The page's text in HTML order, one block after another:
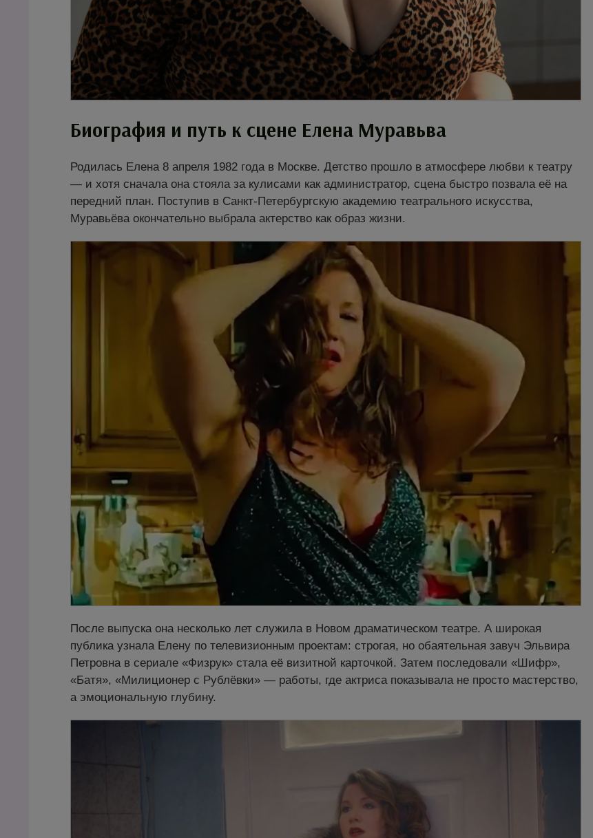
Биография и путь к сцене Елена Муравьва
Родилась Елена 8 апреля 1982 года в Москве. Детство прошло в атмосфере любви к театру
— и хотя сначала она стояла за кулисами как администратор, сцена быстро позвала её на
передний план. Поступив в Санкт-Петербургскую академию театрального искусства,
Муравьёва окончательно выбрала актерство как образ жизни.
После выпуска она несколько лет служила в Новом драматическом театре. А широкая
публика узнала Елену по телевизионным проектам: строгая, но обаятельная завуч Эльвира
Петровна в сериале «Физрук» стала её визитной карточкой. Затем последовали «Шифр»,
«Батя», «Милиционер с Рублёвки» — работы, где актриса показывала не просто мастерство,
а эмоциональную глубину.